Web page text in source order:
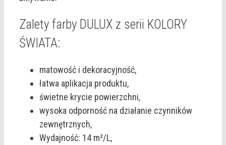
Zalety farby DULUX z serii KOLORY
ŚWIATA:
matowość i dekoracyjność,
łatwa aplikacja produktu,
świetne krycie powierzchni,
wysoka odporność na działanie czynników
zewnętrznych,
Wydajność: 14 m²/L,